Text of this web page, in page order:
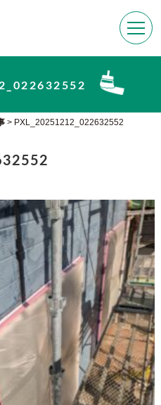
> PXL_20251212_022632552